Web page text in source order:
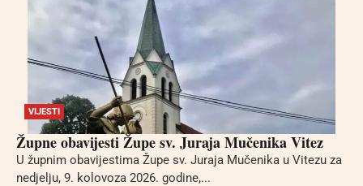
VIJESTI
Župne obavijesti Župe sv. Juraja Mučenika Vitez
U župnim obavijestima Župe sv. Juraja Mučenika u Vitezu za
nedjelju, 9. kolovoza 2026. godine,...